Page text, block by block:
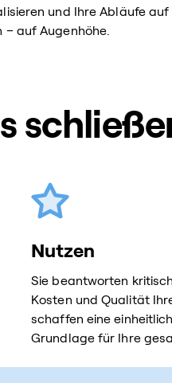
und Ihre Abläufe
auf Augenhöhe.
Nutzen
Sie beantworten
Kosten und Qualität
schaffen eine
Grundlage für Ihre